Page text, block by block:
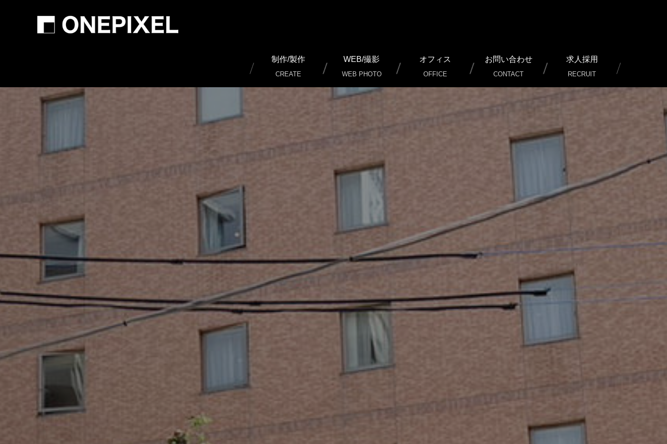
制作/製作
CREATE
通常名刺 制作/印刷
加工名刺 制作/印刷
二つ（三つ）折り名刺 ショップカード 制作/印刷
チケット 制作/印刷
チラシ（フライヤー） 制作/印刷
パンフレット 制作/印刷
ポスター 制作/印刷
暖簾 店頭幕 制作/製作
カッティングシート 制作/製作/施工
看板 制作/製作/施工
外装 内装 イメージ 制作/施工
ノベルティグッズ その他 制作/製作
冊子 写真集 制作/印刷
WEB/撮影
WEB PHOTO
WEB ホームページ 制作
WEB SERVICE（ウェブサービス）
インターネット広告
LINE公式アカウント 設定代行/運用サポート
写真 動画 撮影/編集/制作
オフィス
OFFICE
お問い合わせ
CONTACT
求人採用
RECRUIT